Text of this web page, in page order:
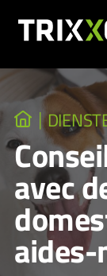
avec
aides-